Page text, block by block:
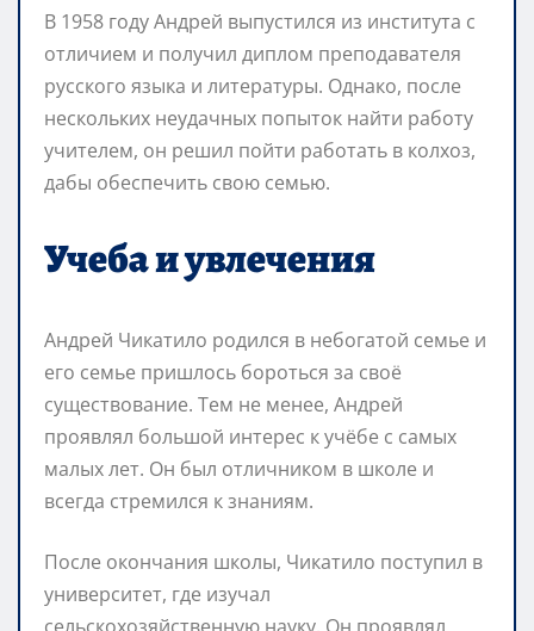
В 1958 году Андрей выпустился из института с
отличием и получил диплом преподавателя
русского языка и литературы. Однако, после
нескольких неудачных попыток найти работу
учителем, он решил пойти работать в колхоз,
дабы обеспечить свою семью.
Учеба и увлечения
Андрей Чикатило родился в небогатой семье и
его семье пришлось бороться за своё
существование. Тем не менее, Андрей
проявлял большой интерес к учёбе с самых
малых лет. Он был отличником в школе и
всегда стремился к знаниям.
После окончания школы, Чикатило поступил в
университет, где изучал